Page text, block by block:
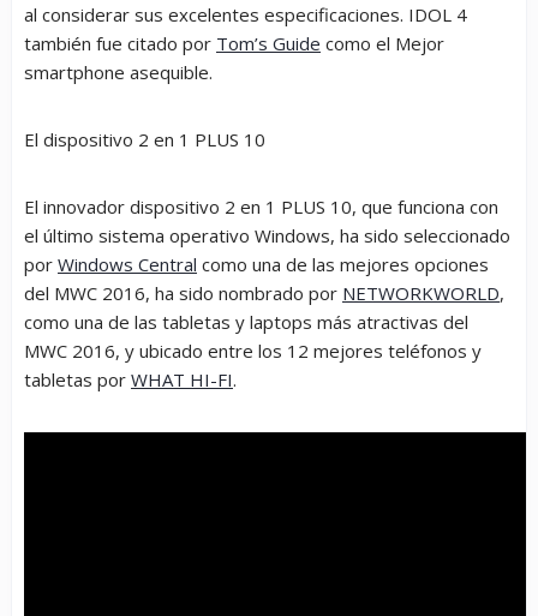
al considerar sus excelentes especificaciones. IDOL 4
también fue citado por Tom’s Guide como el Mejor
smartphone asequible.
El dispositivo 2 en 1 PLUS 10
El innovador dispositivo 2 en 1 PLUS 10, que funciona con
el último sistema operativo Windows, ha sido seleccionado
por Windows Central como una de las mejores opciones
del MWC 2016, ha sido nombrado por NETWORKWORLD,
como una de las tabletas y laptops más atractivas del
MWC 2016, y ubicado entre los 12 mejores teléfonos y
tabletas por WHAT HI-FI.